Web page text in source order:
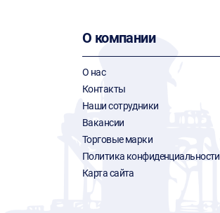
О компании
О нас
Контакты
Наши сотрудники
Вакансии
Торговые марки
Политика конфиденциальности
Карта сайта